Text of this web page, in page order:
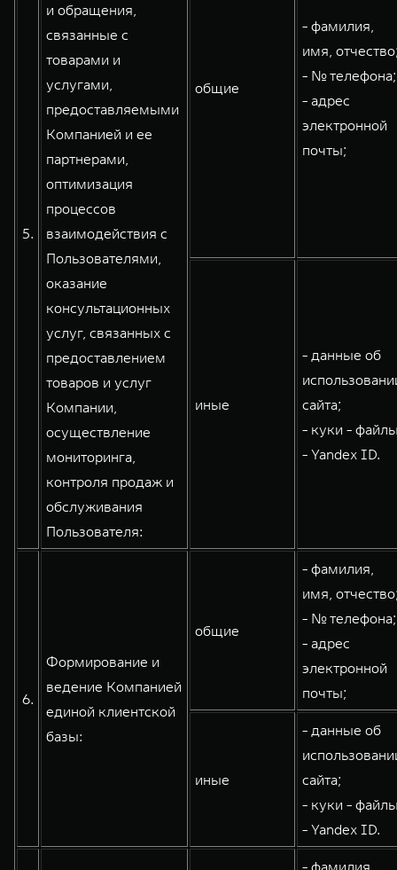
5.
и обращения,
связанные с
товарами и
услугами,
предоставляемыми
Компанией и ее
партнерами,
оптимизация
процессов
взаимодействия с
Пользователями,
оказание
консультационных
услуг, связанных с
предоставлением
товаров и услуг
Компании,
осуществление
мониторинга,
контроля продаж и
обслуживания
Пользователя:
общие
- фамилия,
имя,
- № телефона;
- адрес
электронной
почты;
иные
- данные об
сайта;
- куки -
- Yandex ID.
6.
Формирование и
ведение Компанией
единой клиентской
базы:
общие
- фамилия,
имя,
- № телефона;
- адрес
электронной
почты;
иные
- данные об
сайта;
- куки -
- Yandex ID.
- фамилия,